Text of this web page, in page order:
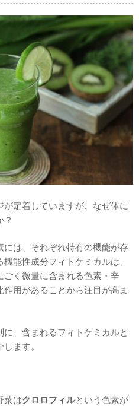
定着していますが、なぜ体に
？
は、それぞれ特有の機能が存
能性成分フィトケミカルは、
ごく微量に含まれる色素・辛
用があることから注目が高ま
、含まれるフィトケミカルと
ます。
菜はクロロフィルという色素が